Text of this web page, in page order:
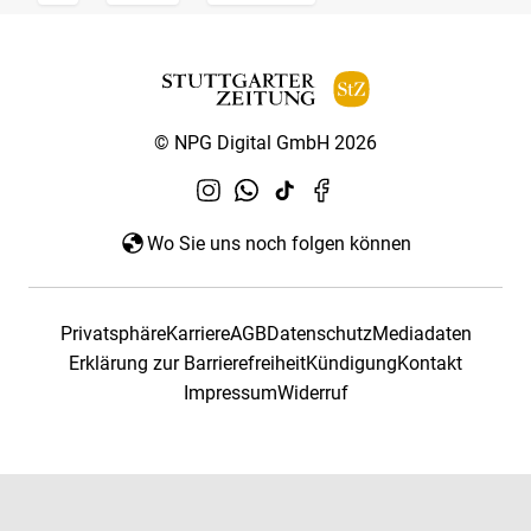
© NPG Digital GmbH 2026
Wo Sie uns noch folgen können
PrivatsphäreKarriereAGBDatenschutzMediadaten
Erklärung zur BarrierefreiheitKündigungKontakt
ImpressumWiderruf